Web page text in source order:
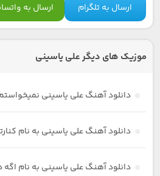
ارسال به تلگرام ارسال به
موزیک های دیگر علی یاسینی
دانلود آهنگ علی یاسینی
دانلود آهنگ علی یاسینی به نام
دانلود آهنگ علی یاسینی به نام